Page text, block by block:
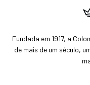
Fundada em 1917, a
de mais de um século,